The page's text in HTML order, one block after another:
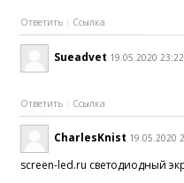
Ответить Ссылка
Sueadvet 19.05.2020
Ответить Ссылка
CharlesKnist 19.05.2020
screen-led.ru светодиодный